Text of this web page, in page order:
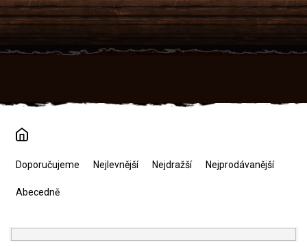
Přejít
na
obsah
p
Doporučujeme Nejlevnější Nejdražší Nejprodávanější
Abecedně